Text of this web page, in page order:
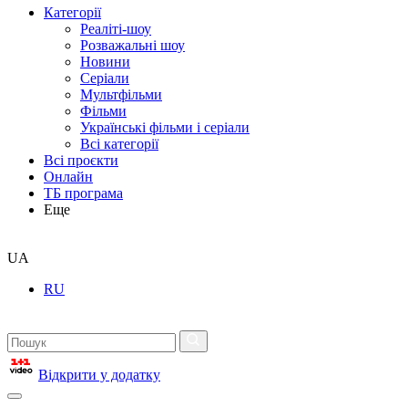
Категорії
Реаліті-шоу
Розважальні шоу
Новини
Серіали
Мультфільми
Фільми
Українські фільми і серіали
Всі категорії
Всі проєкти
Онлайн
ТБ програма
Еще
UA
RU
Відкрити у додатку